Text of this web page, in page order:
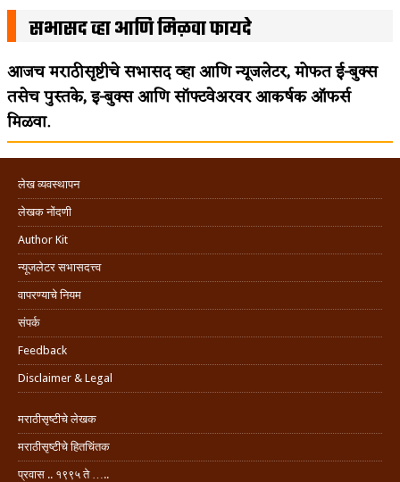
सभासद व्हा आणि मिळवा फायदे
आजच मराठीसृष्टीचे सभासद व्हा आणि न्यूजलेटर, मोफत ई-बुक्स
तसेच पुस्तके, इ-बुक्स आणि सॉफ्टवेअरवर आकर्षक ऑफर्स
मिळवा.
लेख व्यवस्थापन
लेखक नोंदणी
Author Kit
न्यूजलेटर सभासदत्त्व
वापरण्याचे नियम
संपर्क
Feedback
Disclaimer & Legal
मराठीसृष्टीचे लेखक
मराठीसृष्टीचे हितचिंतक
प्रवास .. १९९५ ते …..